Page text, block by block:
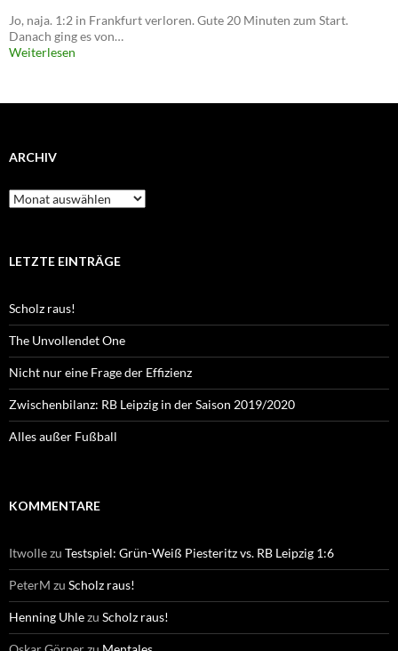
Jo, naja. 1:2 in Frankfurt verloren. Gute 20 Minuten zum Start.
Danach ging es von…
Weiterlesen
ARCHIV
Archiv
LETZTE EINTRÄGE
Scholz raus!
The Unvollendet One
Nicht nur eine Frage der Effizienz
Zwischenbilanz: RB Leipzig in der Saison 2019/2020
Alles außer Fußball
KOMMENTARE
Itwollezu Testspiel: Grün-Weiß Piesteritz vs. RB Leipzig 1:6
PeterM zu Scholz raus!
Henning Uhlezu Scholz raus!